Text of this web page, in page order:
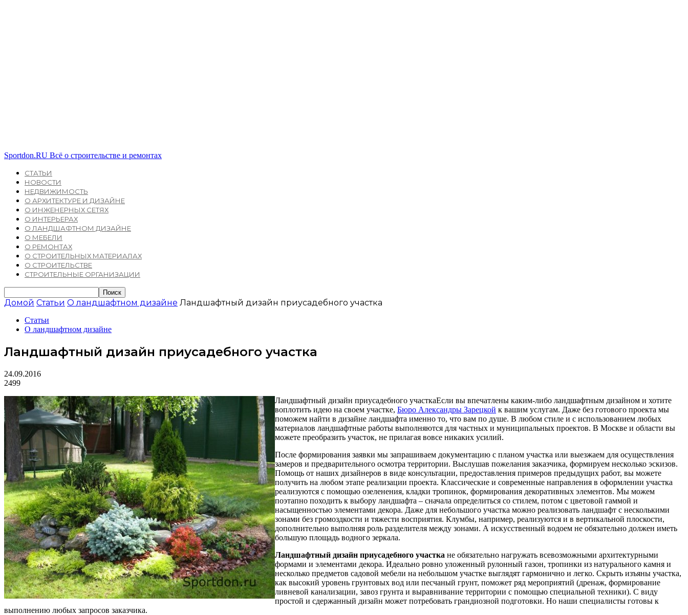
Sportdon.RU Всё о строительстве и ремонтах
СТАТЬИ
НОВОСТИ
НЕДВИЖИМОСТЬ
О АРХИТЕКТУРЕ И ДИЗАЙНЕ
О ИНЖЕНЕРНЫХ СЕТЯХ
О ИНТЕРЬЕРАХ
О ЛАНДШАФТНОМ ДИЗАЙНЕ
О МЕБЕЛИ
О РЕМОНТАХ
О СТРОИТЕЛЬНЫХ МАТЕРИАЛАХ
О СТРОИТЕЛЬСТВЕ
СТРОИТЕЛЬНЫЕ ОРГАНИЗАЦИИ
Домой Статьи О ландшафтном дизайне Ландшафтный дизайн приусадебного участка
Статьи
О ландшафтном дизайне
Ландшафтный дизайн приусадебного участка
24.09.2016
2499
Ландшафтный дизайн приусадебного участкаЕсли вы впечатлены каким-либо ландшафтным дизайном и хотите
воплотить идею на своем участке, Бюро Александры Зарецкой к вашим услугам. Даже без готового проекта мы
поможем найти в дизайне ландшафта именно то, что вам по душе. В любом стиле и с использованием любых
материалов ландшафтные работы выполняются для частных и муниципальных проектов. В Москве и области вы
можете преобразить участок, не прилагая вовсе никаких усилий.
После формирования заявки мы запрашиваем документацию с планом участка или выезжаем для осуществления
замеров и предварительного осмотра территории. Выслушав пожелания заказчика, формируем несколько эскизов.
Помощь от наших дизайнеров в виде консультации, предоставления примеров предыдущих работ, вы можете
получить на любом этапе реализации проекта. Классические и современные направления в оформлении участка
реализуются с помощью озеленения, кладки тропинок, формирования декоративных элементов. Мы можем
поэтапно походить к выбору ландшафта – сначала определиться со стилем, потом с цветовой гаммой и
насыщенностью элементами декора. Даже для небольшого участка можно реализовать ландшафт с несколькими
зонами без громоздкости и тяжести восприятия. Клумбы, например, реализуются и в вертикальной плоскости,
дополнительно выполняя роль разделителя между зонами. А искусственный водоем не обязательно должен иметь
большую площадь водного зеркала.
Ландшафтный дизайн приусадебного участка не обязательно нагружать всевозможными архитектурными
формами и элементами декора. Идеально ровно уложенный рулонный газон, тропинки из натурального камня и
несколько предметов садовой мебели на небольшом участке выглядят гармонично и легко. Скрыть изъяны участка,
как высокий уровень грунтовых вод или песчаный грунт, поможет ряд мероприятий (дренаж, формирование
ливневой канализации, завоз грунта и выравнивание территории с помощью специальной техники). С виду
простой и сдержанный дизайн может потребовать грандиозной подготовки. Но наши специалисты готовы к
выполнению любых запросов заказчика.